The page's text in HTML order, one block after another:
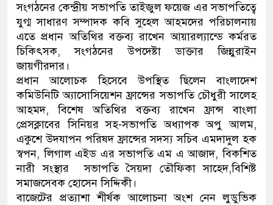
সংগঠনের কেন্দ্রীয় সভাপতি তাইজুল ফয়েজ এর সভাপতিত্বে
যুগ্ম সাধারণ সম্পাদক কবি সুহেল আহমদের পরিচালনায়
এতে প্রধান অতিথির বক্তব্য রাখেন আয়ারল্যান্ডে কর্মরত
চিকিৎসক, সংগঠনের উপদেষ্টা ডাক্তার জিন্নুরাইন
জায়গীরদার।
প্রধান আলোচক হিসেবে উপস্থিত ছিলেন বাংলাদেশ
কমিউনিটি অ্যাসোসিয়েশন ফ্রান্সের সভাপতি চৌধুরী সালেহ
আহমদ, বিশেষ অতিথির বক্তব্য রাখেন ফ্রান্স বাংলা
প্রেসক্লাবের সিনিয়র সহ-সভাপতি অধ্যাপক অপু আলম,
একুশে উদযাপন পরিষদ ফ্রান্সের সদস্য সচিব এমদাদুল হক
স্বপন, লিগাল এইড এর সভাপতি এম এ আজাদ, বিকশিত
নারী সংস্থার সভাপতি সৈয়দা তৌফিকা সাহেদ,বিশিষ্ট
সমাজসেবক হোসেন সিদ্দিকী।
বাজেটের প্রত্যাশা শীর্ষক আলোচনা অংশ নেন লুডুভিক